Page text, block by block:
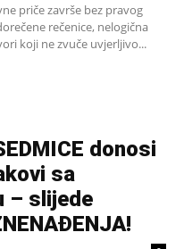
priče završe bez pravog
rečenice, nelogična
koji ne zvuče uvjerljivo...
donosi
sa
– slijede